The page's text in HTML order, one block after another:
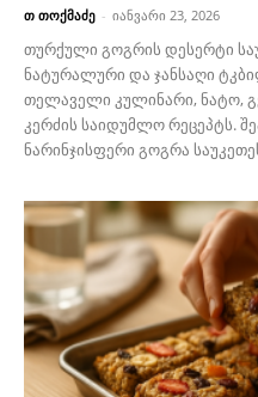
თ თოქმაძე - იანვარი 23, 2026
თურქული გოგრის დესერტი
ნატურალური და ჯანსაღი
თელაველი კულინარი, ნატო,
კერძის საიდუმლო რეცეპტს.
ნარინჯისფერი გოგრა